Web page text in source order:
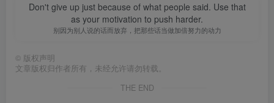
Don't give up just because of what people said. Use that
as your motivation to push harder.
别因为别人说的话而放弃，把那些话当做加倍努力的动力
© 版权声明
文章版权归作者所有，未经允许请勿转载。
THE END